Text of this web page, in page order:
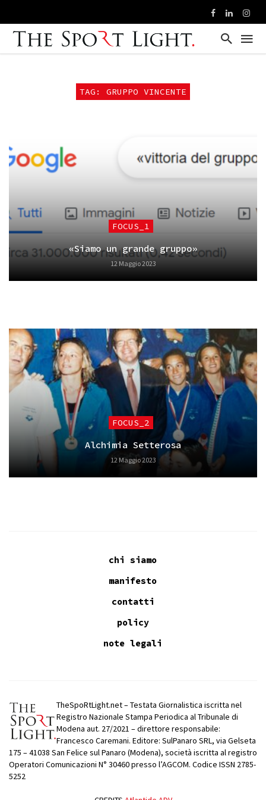
TAG: GRUPPO VINCENTE
FOCUS_1
«Siamo un grande gruppo»
12 Maggio 2023
FOCUS_2
Alchimia Setterosa
12 Maggio 2023
chi siamo
manifesto
contatti
policy
note legali
TheSpoRtLight.net – Testata Giornalistica iscritta nel
Registro Nazionale Stampa Periodica al Tribunale di
Modena aut. 27/2021 – direttore responsabile:
Francesco Caremani. Editore: SulPanaro SRL, via Gelseta
175 – 41038 San Felice sul Panaro (Modena), società iscritta al registro
Operatori Comunicazioni N° 30460 presso l’AGCOM. Codice ISSN 2785-
5252